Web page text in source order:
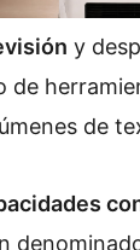
y
de
de